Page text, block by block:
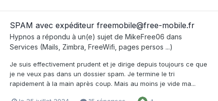
SPAM avec expéditeur freemobile@free-mobile.fr
Hypnos a répondu à un(e) sujet de MikeFree06 dans
Services (Mails, Zimbra, FreeWifi, pages persos ...)
Je suis effectivement prudent et je dirige depuis toujours ce que
je ne veux pas dans un dossier spam. Je termine le tri
rapidement à la main après coup. Mais au moins je vide ma...